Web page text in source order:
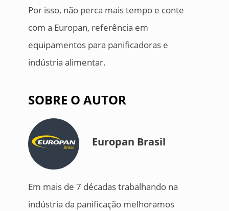
Por isso, não perca mais tempo e conte
com a Europan, referência em
equipamentos para panificadoras e
indústria alimentar.
SOBRE O AUTOR
Europan Brasil
Em mais de 7 décadas trabalhando na
indústria da panificação melhoramos